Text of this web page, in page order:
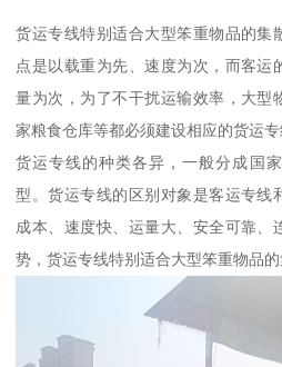
货运专线特别适合大型笨重物品的集
点是以载重为先、速度为次，而客运
量为次，为了不干扰运输效率，大型
家粮食仓库等都必须建设相应的货运专
货运专线的种类各异，一般分成国
型。货运专线的区别对象是客运专线
成本、速度快、运量大、安全可靠、
势，货运专线特别适合大型笨重物品的